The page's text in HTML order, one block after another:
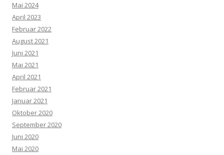
Mai 2024
April 2023
Februar 2022
August 2021
Juni 2021
Mai 2021
April 2021
Februar 2021
Januar 2021
Oktober 2020
September 2020
Juni 2020
Mai 2020